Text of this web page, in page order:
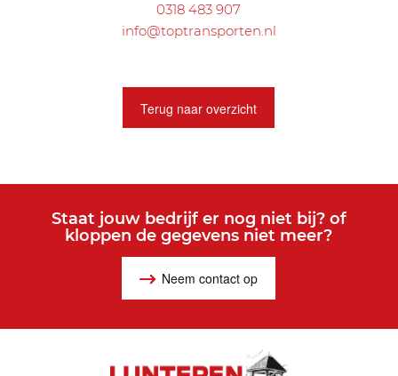
0318 483 907
info@toptransporten.nl
Terug naar overzicht
Staat jouw bedrijf er nog niet bij? of
kloppen de gegevens niet meer?
Neem contact op